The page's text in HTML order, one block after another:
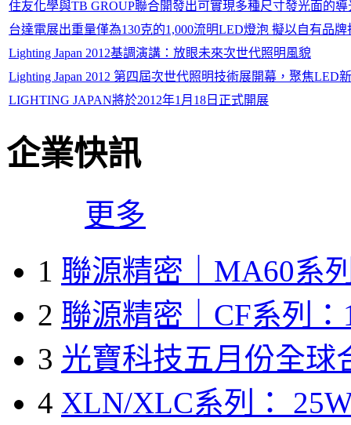
住友化學與TB GROUP聯合開發出可實現多種尺寸發光面的
台達電展出重量僅為130克的1,000流明LED燈泡 擬以自有品
Lighting Japan 2012基調演講：放眼未來次世代照明風貌
Lighting Japan 2012 第四屆次世代照明技術展開幕，聚焦LED
LIGHTING JAPAN將於2012年1月18日正式開展
企業快訊
更多
1 聯源精密｜MA60系
2 聯源精密｜CF系列：
3 光寶科技五月份全球
4 XLN/XLC系列：